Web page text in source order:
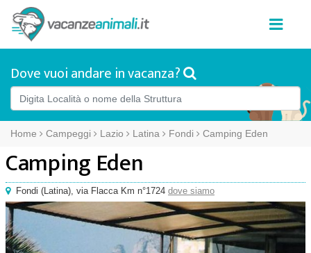
Dove vuoi andare in vacanza?
Home Campeggi Lazio Latina Fondi Camping Eden
Camping Eden
Fondi (Latina), via Flacca Km n°1724 dove siamo